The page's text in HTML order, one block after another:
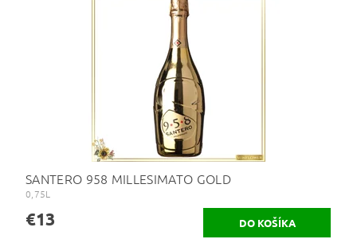
SANTERO 958 MILLESIMATO GOLD
0,75L
€13